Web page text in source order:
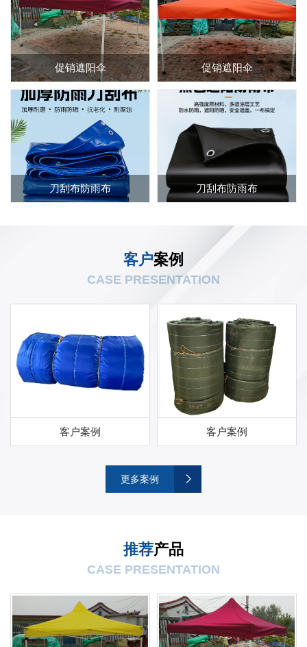
促销遮阳伞 促销遮阳伞
刀刮布防雨布 刀刮布防雨布
客户案例
CASE PRESENTATION
客户案例 客户案例
更多案例
推荐产品
CASE PRESENTATION